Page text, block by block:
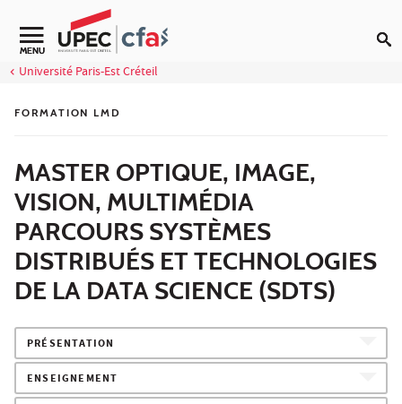
Aller au contenu
MENU
Université Paris-Est Créteil
FORMATION LMD
MASTER OPTIQUE, IMAGE,
VISION, MULTIMÉDIA
PARCOURS SYSTÈMES
DISTRIBUÉS ET TECHNOLOGIES
DE LA DATA SCIENCE (SDTS)
PRÉSENTATION
ENSEIGNEMENT